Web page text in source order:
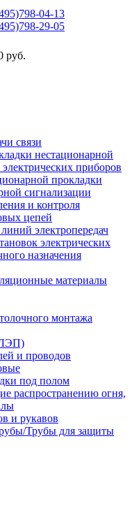
04-13
29-05
руб.
связи
нестационарной
приборов
прокладки
сигнализации
и контроля
цепей
электропередач
электрических
назначения
материалы
монтажа
и проводов
под полом
распространению огня,
и рукавов
Трубы для защиты